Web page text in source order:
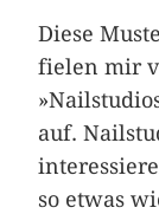
Diese
fielen mir
auf.
so etwas